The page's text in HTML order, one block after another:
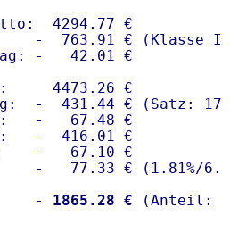
4294.77 €
-  763.91 € (Klasse I)
-   42.01 €
4473.26 €
-  431.44 € (Satz:
-   67.48 €
-  416.01 €
-   67.10 €
-   77.33 € ( 1.81%/
-
1865.28 €